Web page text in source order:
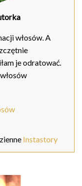
włosów. A
je odratować.
Instastory